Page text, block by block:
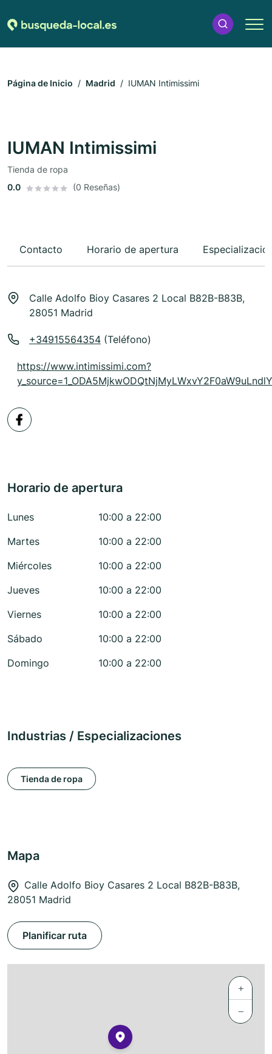
Página de Inicio Madrid IUMAN Intimissimi
IUMAN Intimissimi
Tienda de ropa
0.0
(0 Reseñas)
Contacto Horario de apertura
Calle Adolfo Bioy Casares 2 Local B82B-B83B,
28051 Madrid
+34915564354 (Teléfono)
https://www.intimissimi.com?
Horario de apertura
Lunes
10:00 a 22:00
Martes
10:00 a 22:00
Miércoles
10:00 a 22:00
Jueves
10:00 a 22:00
Viernes
10:00 a 22:00
Sábado
10:00 a 22:00
Domingo
10:00 a 22:00
Industrias / Especializaciones
Tienda de ropa
Mapa
Calle Adolfo Bioy Casares 2 Local B82B-B83B,
28051 Madrid
Planificar ruta
+
−